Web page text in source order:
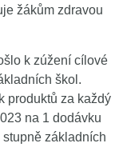
žákům zdravou
k zúžení cílové
škol.
produktů za každý
na 1 dodávku
základních